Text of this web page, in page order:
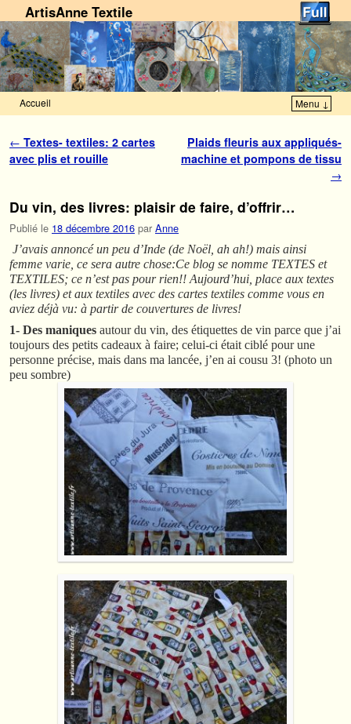
ArtisAnne Textile
Accueil Menu ↓
Navigation des articles
← Textes- textiles: 2 cartes
avec plis et rouille
Plaids fleuris aux appliqués-
machine et pompons de tissu
→
Du vin, des livres: plaisir de faire, d’offrir…
Publié le 18 décembre 2016 par Anne
J’avais annoncé un peu d’Inde (de Noël, ah ah!) mais ainsi
femme varie, ce sera autre chose:Ce blog se nomme TEXTES et
TEXTILES; ce n’est pas pour rien!! Aujourd’hui, place aux textes
(les livres) et aux textiles avec des cartes textiles comme vous en
aviez déjà vu: à partir de couvertures de livres!
1- Des maniques autour du vin, des étiquettes de vin parce que j’ai
toujours des petits cadeaux à faire; celui-ci était ciblé pour une
personne précise, mais dans ma lancée, j’en ai cousu 3! (photo un
peu sombre)